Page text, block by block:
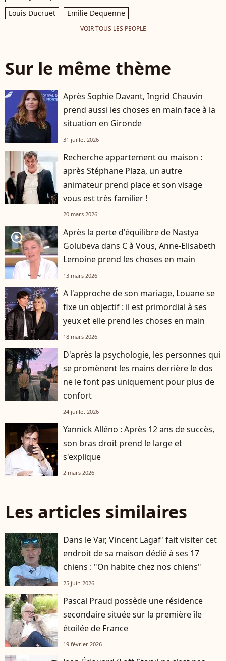
Louis Ducruet
Emilie Dequenne
VOIR TOUS LES PEOPLE
Sur le même thème
Après Sophie Davant, Ingrid Chauvin
prend aussi les choses en main face à la
situation en Gironde
31 juillet 2026
Recherche appartement ou maison :
après Stéphane Plaza, un autre
animateur prend place et son visage
vous est très familier !
20 mars 2026
player2
Après la perte d'équilibre de Nastya
Golubeva dans C à Vous, Anne-Elisabeth
Lemoine prend les choses en main
13 mars 2026
A l'approche de son mariage, Louane se
fixe un objectif : il est primordial à ses
yeux et elle prend les choses en main
18 mars 2026
D'après la psychologie, les personnes qui
se promènent les mains derrière le dos
ne le font pas uniquement pour plus de
confort
24 juillet 2026
Yannick Alléno : Après 12 ans de succès,
son bras droit prend le large et
s'explique
2 mars 2026
Les articles similaires
Dans le Var, Vincent Lagaf' fait visiter cet
endroit de sa maison dédié à ses 17
chiens : "On habite chez nos chiens"
25 juin 2026
Pascal Praud possède une résidence
secondaire située sur la première île
étoilée de France
19 février 2026